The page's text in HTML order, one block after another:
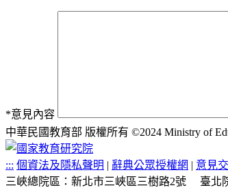
*意見內容
中華民國教育部 版權所有 ©2024 Ministry of
::: 個資法及隱私聲明 | 辭典公眾授權網 | 意見
三峽總院區：新北市三峽區三樹路2號
臺北